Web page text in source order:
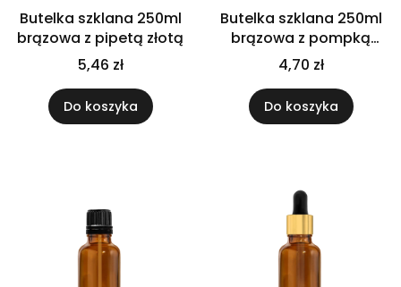
Butelka szklana 250ml
brązowa z pipetą złotą
5,46 zł
Do koszyka
Butelka szklana 250ml
brązowa z pompką
złoto czarną
4,70 zł
Do koszyka